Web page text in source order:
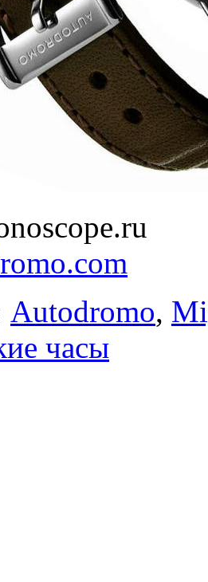
Autodromo,
часы